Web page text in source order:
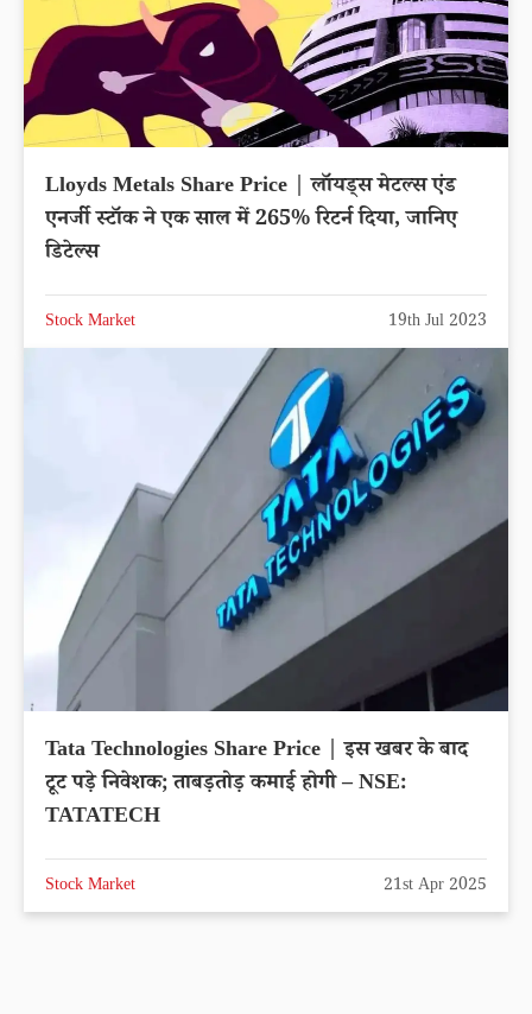
Lloyds Metals Share Price | लॉयड्स मेटल्स एंड
एनर्जी स्टॉक ने एक साल में 265% रिटर्न दिया, जानिए
डिटेल्स
Stock Market 19th Jul 2023
Tata Technologies Share Price | इस खबर के बाद
टूट पड़े निवेशक; ताबड़तोड़ कमाई होगी – NSE:
TATATECH
Stock Market 21st Apr 2025